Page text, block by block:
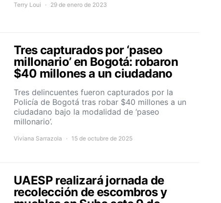
Terry Loui 29 de enero de 2023
Tres capturados por ‘paseo
millonario’ en Bogotá: robaron
$40 millones a un ciudadano
Tres delincuentes fueron capturados por la
Policía de Bogotá tras robar $40 millones a un
ciudadano bajo la modalidad de ‘paseo
millonario’.
Viviana Sarrazola 15 de octubre de 2025
UAESP realizará jornada de
recolección de escombros y